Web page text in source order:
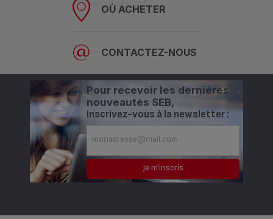
OÙ ACHETER
CONTACTEZ-NOUS
Pour recevoir les dernières
nouveautés SEB,
inscrivez-vous à la newsletter :